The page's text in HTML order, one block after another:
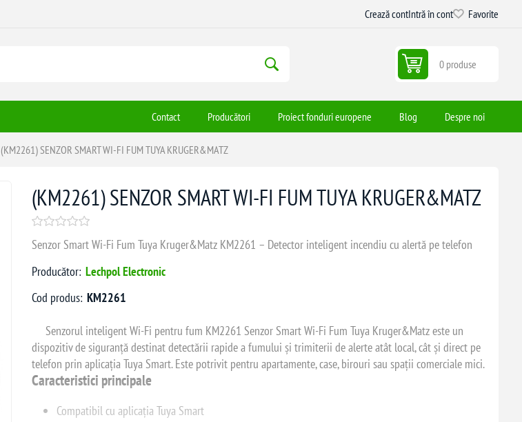
Crează contIntră în cont Favorite
0 produse
Contact Producători Proiect fonduri europene Blog Despre noi
(KM2261) SENZOR SMART WI-FI FUM TUYA KRUGER&MATZ
(KM2261) SENZOR SMART WI-FI FUM TUYA KRUGER&MATZ
Senzor Smart Wi-Fi Fum Tuya Kruger&Matz KM2261 – Detector inteligent incendiu cu alertă pe telefon
Producător: Lechpol Electronic
Cod produs: KM2261
Senzorul inteligent Wi-Fi pentru fum KM2261 Senzor Smart Wi‑Fi Fum Tuya Kruger&Matzeste un
dispozitiv de siguranță destinat detectării rapide a fumului și trimiterii de alerte atât local, cât și direct pe
telefon prin aplicația Tuya Smart. Este potrivit pentru apartamente, case, birouri sau spații comerciale mici.
Caracteristici principale
Compatibil cu aplicația Tuya Smart